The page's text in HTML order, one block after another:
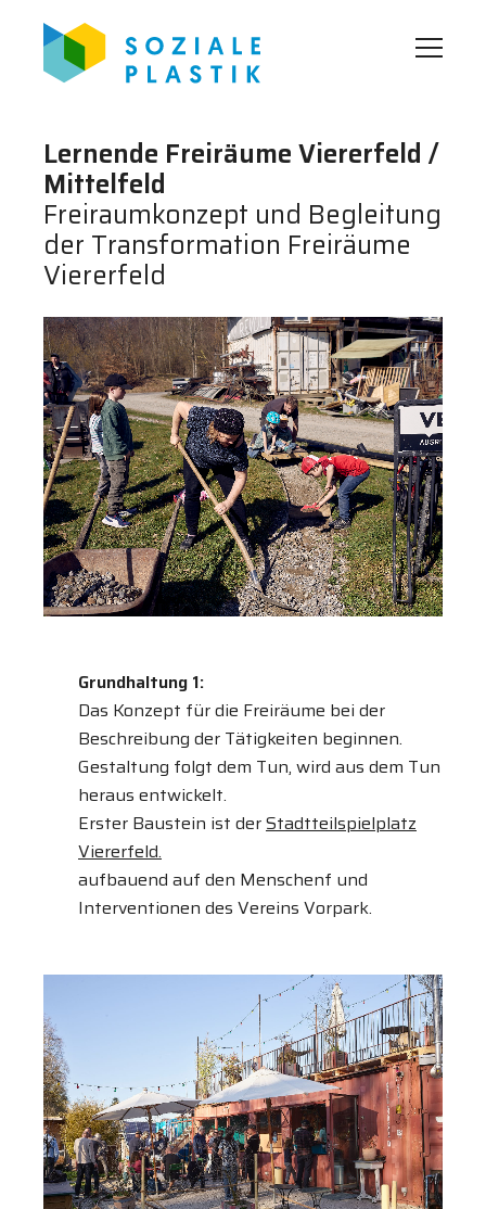
Lernende Freiräume Viererfeld /
Mittelfeld
Freiraumkonzept und Begleitung
der Transformation Freiräume
Viererfeld
Grundhaltung 1:
Das Konzept für die Freiräume bei der
Beschreibung der Tätigkeiten beginnen.
Gestaltung folgt dem Tun, wird aus dem Tun
heraus entwickelt.
Erster Baustein ist derStadtteilspielplatz
Viererfeld.
aufbauend auf den Menschenf und
Interventionen des Vereins Vorpark.